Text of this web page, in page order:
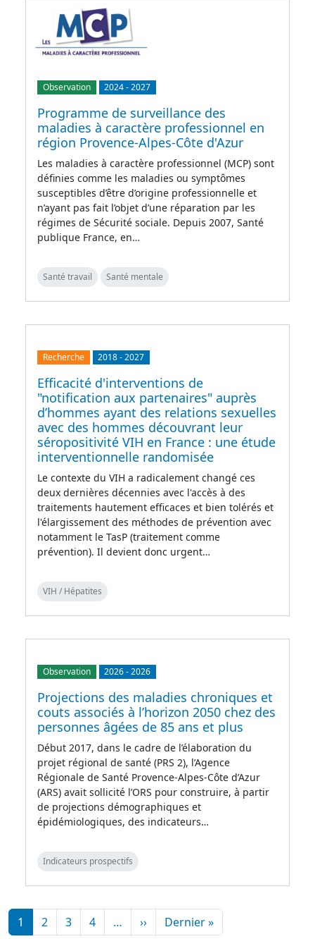
Observation 2024-2027
Programme de surveillance des
maladies à caractère professionnel en
région Provence-Alpes-Côte d'Azur
Les maladies à caractère professionnel (MCP) sont
définies comme les maladies ou symptômes
susceptibles d’être d’origine professionnelle et
n’ayant pas fait l’objet d’une réparation par les
régimes de Sécurité sociale. Depuis 2007, Santé
publique France, en…
Santé travail Santé mentale
Recherche 2018-2027
Efficacité d'interventions de
"notification aux partenaires" auprès
d’hommes ayant des relations sexuelles
avec des hommes découvrant leur
séropositivité VIH en France : une étude
interventionnelle randomisée
Le contexte du VIH a radicalement changé ces
deux dernières décennies avec l'accès à des
traitements hautement efficaces et bien tolérés et
l'élargissement des méthodes de prévention avec
notamment le TasP (traitement comme
prévention). Il devient donc urgent…
VIH / Hépatites
Observation 2026-2026
Projections des maladies chroniques et
couts associés à l’horizon 2050 chez des
personnes âgées de 85 ans et plus
Début 2017, dans le cadre de l’élaboration du
projet régional de santé (PRS 2), l’Agence
Régionale de Santé Provence-Alpes-Côte d’Azur
(ARS) avait sollicité l’ORS pour construire, à partir
de projections démographiques et
épidémiologiques, des indicateurs…
Indicateurs prospectifs
Pagination
1 2 3 4 … ››Page suivante
Dernier »Dernière page